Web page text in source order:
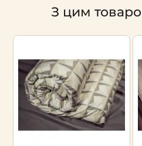
З цим